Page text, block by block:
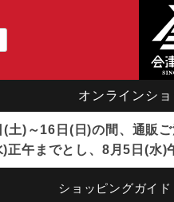
オンラインシ
土)～16日(日)の間、通販
午までとし、8月5日(水
ショッピングガイド